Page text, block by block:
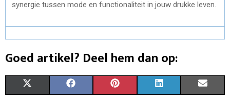
synergie tussen mode en functionaliteit in jouw drukke leven.
Goed artikel? Deel hem dan op: